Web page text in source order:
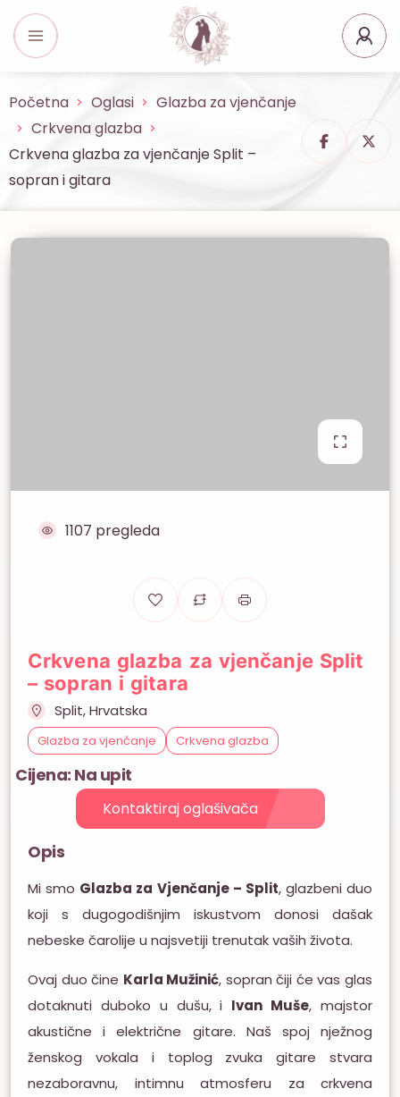
Početna Oglasi
Glazba za vjenčanje
Crkvena glazba
Crkvena glazba za vjenčanje Split –
sopran i gitara
1107 pregleda
Crkvena glazba za vjenčanje Split
– sopran i gitara
Split, Hrvatska
Glazba za vjenčanje Crkvena glazba
Cijena: Na upit
Kontaktiraj oglašivača
Opis
Mi smo Glazba za Vjenčanje – Split, glazbeni duo
koji s dugogodišnjim iskustvom donosi dašak
nebeske čarolije u najsvetiji trenutak vaših života.
Ovaj duo čine Karla Mužinić, sopran čiji će vas glas
dotaknuti duboko u dušu, i Ivan Muše, majstor
akustične i električne gitare. Naš spoj nježnog
ženskog vokala i toplog zvuka gitare stvara
nezaboravnu, intimnu atmosferu za crkvena